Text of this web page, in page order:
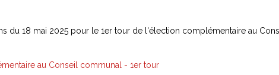
du 18 mai 2025 pour le 1er tour de l'élection complémentaire au
au Conseil communal - 1er tour